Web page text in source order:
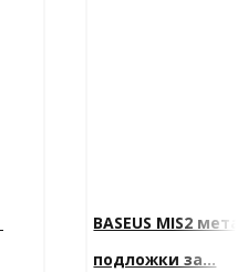
BASEUS MIS2
подложки за...